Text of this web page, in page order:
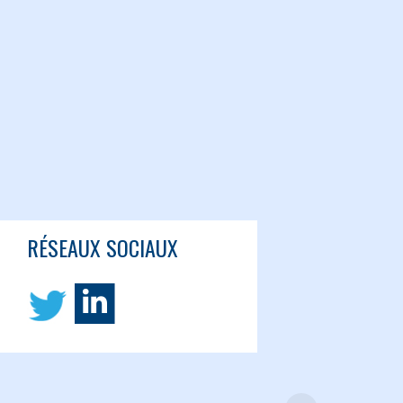
RÉSEAUX SOCIAUX